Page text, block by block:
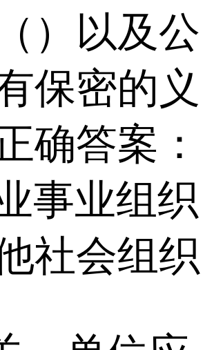
）以及公
保密的义
确答案：
事业组织
社会组织